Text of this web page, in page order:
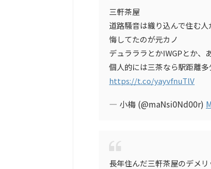
三軒茶屋
道路騒音は織り込んで住む
悔してたのが元カノ
デュラララとかIWGPとか、
個人的には三茶なら駅距離
https://t.co/yayvfnuTlV
— 小梅 (@maNsi0Nd00r)
長年住んだ三軒茶屋のデメリ